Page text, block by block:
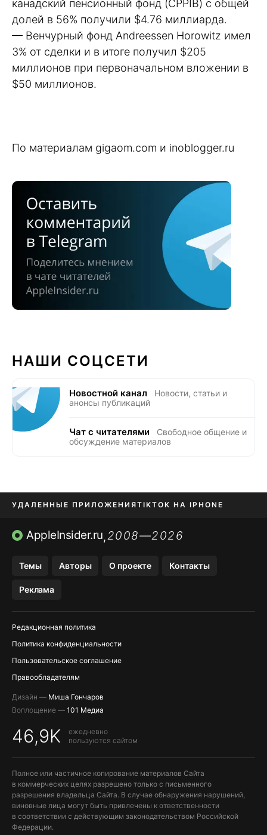
канадский пенсионный фонд (CPPIB) с общей
долей в 56% получили $4.76 миллиарда.
— Венчурный фонд Andreessen Horowitz имел
3% от сделки и в итоге получил $205
миллионов при первоначальном вложении в
$50 миллионов.
По материалам gigaom.com и inoblogger.ru
НАШИ СОЦСЕТИ
Новостной канал
Новости, статьи и
анонсы публикаций
Чат с читателями
Свободное общение и
обсуждение материалов
УДАЛЕННЫЕ ПРИЛОЖЕНИЯTIKTOK НА IPHONE
ПРИЛОЖЕНИЯ БЕЗ APP STORE
AppleInsider.ru,2008—2026
Темы Авторы О проекте Контакты
Реклама
Редакционная политика
Политика конфиденциальности
Пользовательское соглашение
Правообладателям
Дизайн — Миша Гончаров
Воплощение — 101 Медиа
46,9K
ежедневно
пользуются сайтом
Полное или частичное копирование материалов Сайта
в коммерческих целях разрешено только с письменного
разрешения владельца Сайта. В случае обнаружения нарушений,
виновные лица могут быть привлечены к ответственности
в соответствии с действующим законодательством Российской
Федерации.